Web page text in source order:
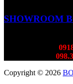
SHOWROOM
Copyright © 2026